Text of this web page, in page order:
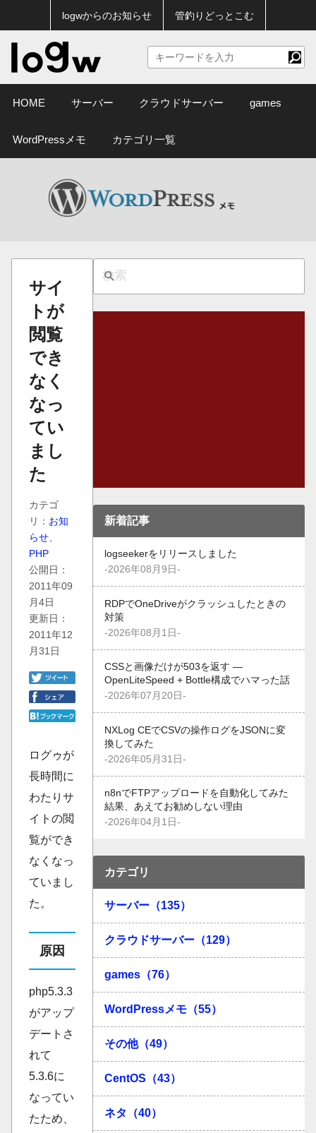
logwからのお知らせ 管釣りどっとこむ
HOME サーバー クラウドサーバー games
WordPressメモ カテゴリ一覧
サイ
トが
閲覧
でき
なく
なっ
てい
まし
た
カテゴ
リ： お知
らせ
PHP
公開日：
2011年09
月4日
更新日：
2011年12
月31日
ログゥが
長時間に
わたりサ
イトの閲
覧ができ
なくなっ
ていまし
た。
原因
php5.3.3
がアップ
デートさ
れて
5.3.6に
なってい
たため、
新着記事
logseekerをリリースしました
-2026年08月9日-
RDPでOneDriveがクラッシュしたときの
対策
-2026年08月1日-
CSSと画像だけが503を返す —
OpenLiteSpeed + Bottle構成でハマった話
-2026年07月20日-
NXLog CEでCSVの操作ログをJSONに変
換してみた
-2026年05月31日-
n8nでFTPアップロードを自動化してみた
結果、あえてお勧めしない理由
-2026年04月1日-
カテゴリ
サーバー（135）
クラウドサーバー（129）
games（76）
WordPressメモ（55）
その他（49）
CentOS（43）
ネタ（40）